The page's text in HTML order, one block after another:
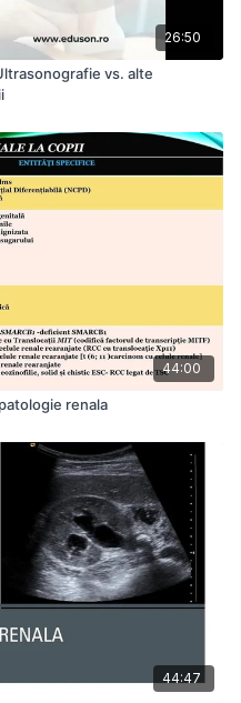
26:50
vs. alte
44:00
renala
44:47